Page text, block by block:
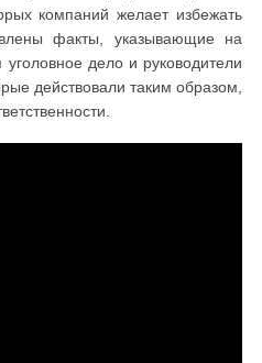
компаний желает избежать
факты, указывающие на
дело и руководители
действовали таким образом,